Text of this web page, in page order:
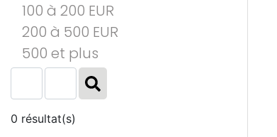
100 à 200 EUR
200 à 500 EUR
500 et plus
0 résultat(s)